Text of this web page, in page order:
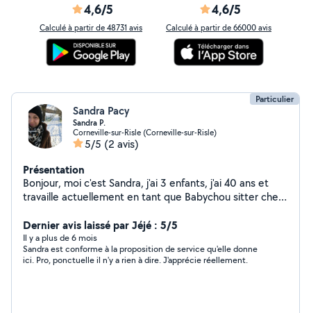
4,6/5
Calculé à partir de 48731 avis
4,6/5
Calculé à partir de 66000 avis
Particulier
Sandra Pacy
Sandra P.
Corneville-sur-Risle (Corneville-sur-Risle)
5/5 (2 avis)
Présentation
Bonjour, moi c'est Sandra, j'ai 3 enfants, j'ai 40 ans et
travaille actuellement en tant que Babychou sitter chez
chargée de recrutement et de communication (pour
l'agence Babychou services) je cherche un complément
de revenu en vous proposant mes services pour la
garde de vos enfants en fonction de mes horaires de
Dernier avis laissé par Jéjé : 5/5
Il y a plus de 6 mois
Sandra est conforme à la proposition de service qu'elle donne
ici. Pro, ponctuelle il n'y a rien à dire. J'apprécie réellement.